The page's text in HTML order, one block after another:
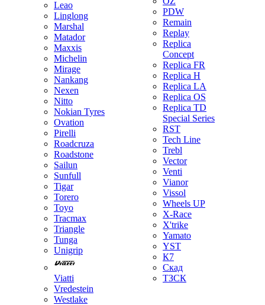
Leao
Linglong
Marshal
Matador
Maxxis
Michelin
Mirage
Nankang
Nexen
Nitto
Nokian Tyres
Ovation
Pirelli
Roadcruza
Roadstone
Sailun
Sunfull
Tigar
Torero
Toyo
Tracmax
Triangle
Tunga
Unigrip
Viatti
Vredestein
Westlake
PDW
Remain
Replay
Replica
Concept
Replica FR
Replica H
Replica LA
Replica OS
Replica TD
Special Series
RST
Tech Line
Trebl
Vector
Venti
Vianor
Vissol
Wheels UP
X-Race
X'trike
Yamato
YST
К7
Скад
ТЗСК